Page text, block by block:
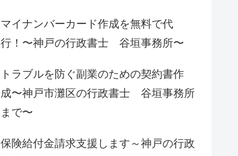
マイナンバーカード作成を無料で代
行！〜神戸の行政書士 谷垣事務所〜
トラブルを防ぐ副業のための契約書作
成〜神戸市灘区の行政書士 谷垣事務所
まで〜
保険給付金請求支援します～神戸の行政